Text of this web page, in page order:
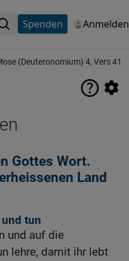
Spenden Anmelden
(Deuteronomium) 4, Vers 41
Gottes Wort.
Land
tun
und auf die
lehre, damit ihr lebt